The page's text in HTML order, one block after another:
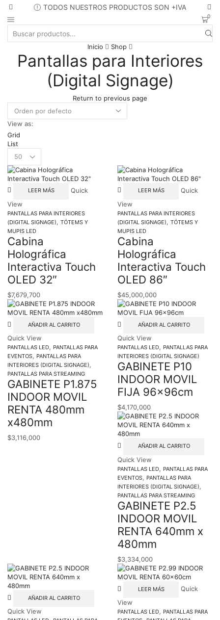
TODOS NUESTROS PRODUCTOS SON +IVA
0
input
Inicio Shop
Pantallas para Interiores
(Digital Signage)
Return to previous page
View as:
Grid
List
Products
per
page
LEER MÁS
Quick
View
PANTALLAS PARA INTERIORES
(DIGITAL SIGNAGE), TÓTEMS Y
MUPIS LED
Cabina
Holográfica
Interactiva Touch
OLED 32″
$7,679,700
LEER MÁS
Quick
View
PANTALLAS PARA INTERIORES
(DIGITAL SIGNAGE), TÓTEMS Y
MUPIS LED
Cabina
Holográfica
Interactiva Touch
OLED 86″
$45,000,000
AÑADIR AL CARRITO
Quick View
PANTALLAS LED, PANTALLAS PARA
EVENTOS, PANTALLAS PARA
INTERIORES (DIGITAL SIGNAGE),
PANTALLAS PARA STREAMING
GABINETE P1.875
INDOOR MOVIL
RENTA 480mm
x480mm
$3,116,000
AÑADIR AL CARRITO
Quick View
PANTALLAS LED, PANTALLAS PARA
INTERIORES (DIGITAL SIGNAGE)
GABINETE P10
INDOOR MOVIL
FIJA 96x96cm
$4,170,000
AÑADIR AL CARRITO
Quick View
PANTALLAS LED, PANTALLAS PARA
EVENTOS, PANTALLAS PARA
INTERIORES (DIGITAL SIGNAGE),
PANTALLAS PARA STREAMING
GABINETE P2.5
INDOOR MOVIL
RENTA 640mm x
480mm
$3,334,000
AÑADIR AL CARRITO
Quick View
LEER MÁS
Quick
View
PANTALLAS LED, PANTALLAS PARA